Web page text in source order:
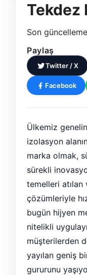
Tekdez
Son
Paylaş
Twitter / X
Facebook
Ülkemiz
izolasyon
marka olmak,
sürekli
temelleri atılan
çözümleriyle
bugün hijyen
nitelikli
müşterilerden
yayılan geniş
gururunu